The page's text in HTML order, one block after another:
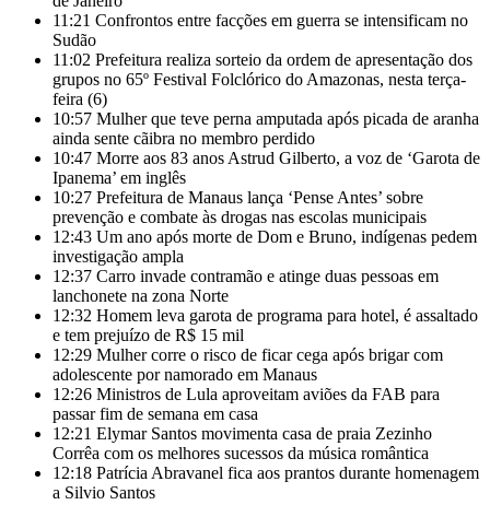
11:21 Confrontos entre facções em guerra se intensificam no
Sudão
11:02 Prefeitura realiza sorteio da ordem de apresentação dos
grupos no 65º Festival Folclórico do Amazonas, nesta terça-
feira (6)
10:57 Mulher que teve perna amputada após picada de aranha
ainda sente cãibra no membro perdido
10:47 Morre aos 83 anos Astrud Gilberto, a voz de ‘Garota de
Ipanema’ em inglês
10:27 Prefeitura de Manaus lança ‘Pense Antes’ sobre
prevenção e combate às drogas nas escolas municipais
12:43 Um ano após morte de Dom e Bruno, indígenas pedem
investigação ampla
12:37 Carro invade contramão e atinge duas pessoas em
lanchonete na zona Norte
12:32 Homem leva garota de programa para hotel, é assaltado
e tem prejuízo de R$ 15 mil
12:29 Mulher corre o risco de ficar cega após brigar com
adolescente por namorado em Manaus
12:26 Ministros de Lula aproveitam aviões da FAB para
passar fim de semana em casa
12:21 Elymar Santos movimenta casa de praia Zezinho
Corrêa com os melhores sucessos da música romântica
12:18 Patrícia Abravanel fica aos prantos durante homenagem
a Silvio Santos